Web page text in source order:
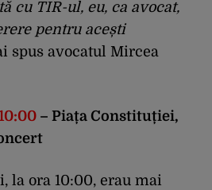
cu TIR-ul, eu, ca avocat,
pentru acești
spus avocatul Mircea
– Piața Constituției,
la ora 10:00, erau mai